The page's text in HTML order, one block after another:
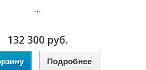
...
132 300 руб.
Подробнее